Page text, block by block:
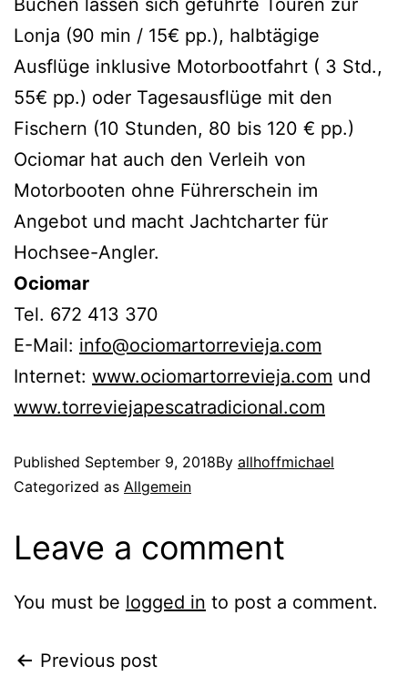
Buchen lassen sich geführte Touren zur
Lonja (90 min / 15€ pp.), halbtägige
Ausflüge inklusive Motorbootfahrt ( 3 Std.,
55€ pp.) oder Tagesausflüge mit den
Fischern (10 Stunden, 80 bis 120 € pp.)
Ociomar hat auch den Verleih von
Motorbooten ohne Führerschein im
Angebot und macht Jachtcharter für
Hochsee-Angler.
Ociomar
Tel. 672 413 370
E-Mail: info@ociomartorrevieja.com
Internet: www.ociomartorrevieja.com und
www.torreviejapescatradicional.com
Published September 9, 2018By allhoffmichael
Categorized as Allgemein
Leave a comment
You must be logged in to post a comment.
Previous post